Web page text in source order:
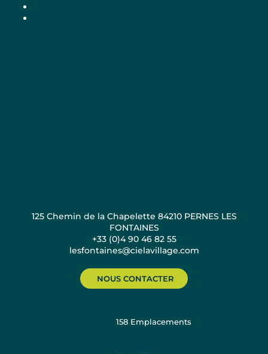
125 Chemin de la Chapelette 84210 PERNES LES
FONTAINES
+33 (0)4 90 46 82 55
lesfontaines@cielavillage.com
NOUS CONTACTER
158 Emplacements